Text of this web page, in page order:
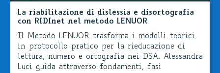
La riabilitazione di dislessia e disortografia
con RIDInet nel metodo LENUOR
Il Metodo LENUOR trasforma i modelli teorici
in protocollo pratico per la rieducazione di
lettura, numero e ortografia nei DSA. Alessandra
Luci guida attraverso fondamenti, fasi